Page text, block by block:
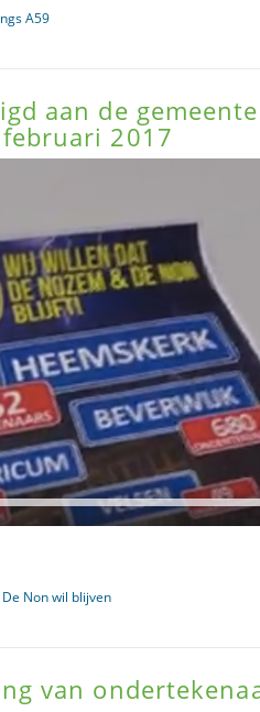
A59
aan de
2017
Non wil blijven
van